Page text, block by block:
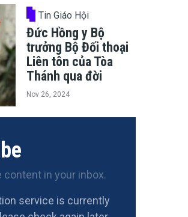
Tin Giáo Hội
Đức Hồng y Bộ
trưởng Bộ Đối thoại
Liên tôn của Tòa
Thánh qua đời
Nov 26, 2024
content in your inbox.
service is currently